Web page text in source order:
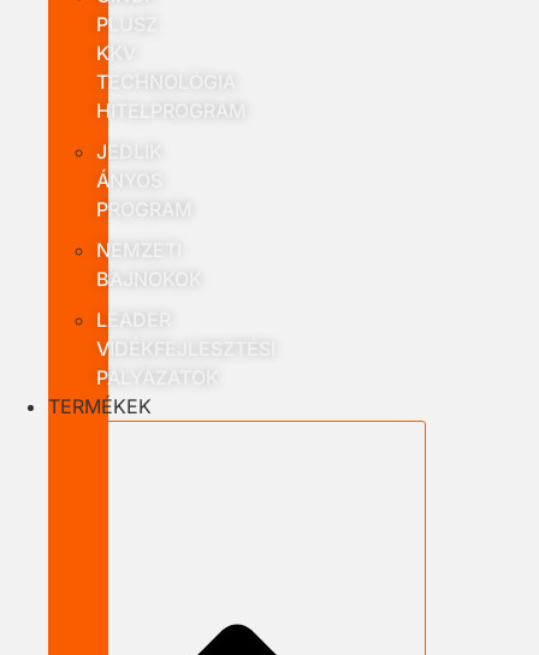
PLUSZ
KKV
TECHNOLÓGIA
HITELPROGRAM
JEDLIK
ÁNYOS
PROGRAM
NEMZETI
BAJNOKOK
LEADER
VIDÉKFEJLESZTÉSI
PÁLYÁZATOK
TERMÉKEK